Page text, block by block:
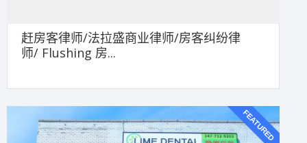
赶房客律师/法拉盛商业律师/房客纠纷律
师/ Flushing 房...
FEATURED